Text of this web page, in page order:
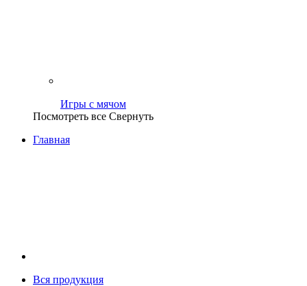
Игры с мячом
Посмотреть все Свернуть
Главная
Вся продукция